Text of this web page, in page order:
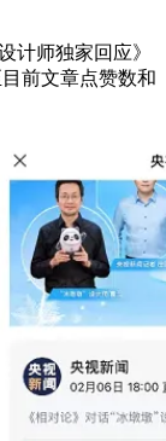
计师独家回应》
前文章点赞数和